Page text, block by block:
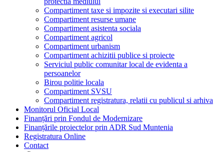
Compartiment taxe si impozite si executari silite
Compartiment resurse umane
Compartiment asistenta sociala
Compartiment agricol
Compartiment urbanism
Compartiment achizitii publice si proiecte
Serviciul public comunitar local de evidenta a
persoanelor
Birou politie locala
Compartiment SVSU
Compartiment registratura, relatii cu publicul si arhiva
Monitorul Oficial Local
Finanțări prin Fondul de Modernizare
Finanțările proiectelor prin ADR Sud Muntenia
Registratura Online
Contact